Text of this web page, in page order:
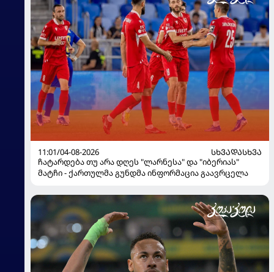
11:01/04-08-2026
ᲡᲮᲕᲐᲓᲐᲡᲮᲕᲐ
ჩატარდება თუ არა დღეს "ლარნესა" და "იბერიას"
მატჩი - ქართულმა გუნდმა ინფორმაცია გაავრცელა